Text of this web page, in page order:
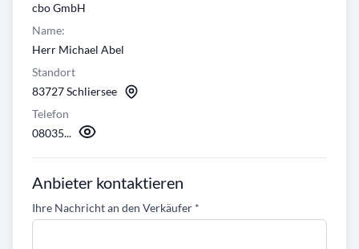
cbo GmbH
Name:
Herr Michael Abel
Standort
83727 Schliersee
Telefon
08035...
Anbieter kontaktieren
Ihre Nachricht an den Verkäufer *